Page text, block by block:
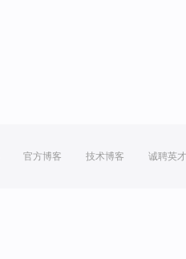
官方博客 技术博客 诚聘英才